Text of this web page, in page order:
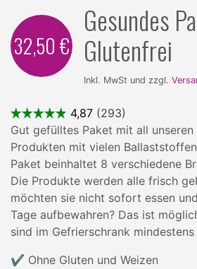
32,50 €
Gesundes
Glutenfrei
Inkl. MwSt und zzgl.
Gut gefülltes Paket mit all unseren
Produkten mit vielen
Paket beinhaltet 8 verschiedene
Die Produkte werden alle frisch
möchten sie nicht sofort essen
Tage aufbewahren? Das ist
sind im Gefrierschrank
✔ Ohne Gluten und Weizen